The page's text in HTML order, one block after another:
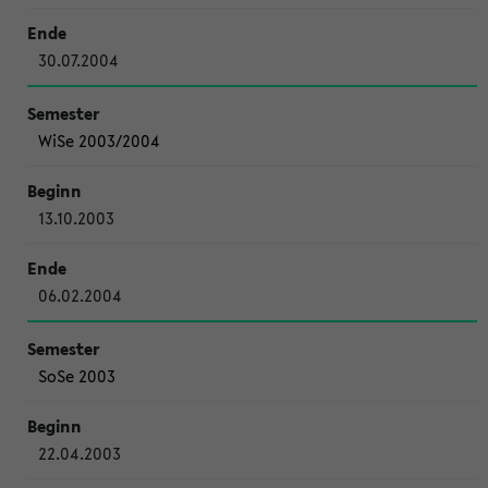
30.07.2004
WiSe 2003/2004
13.10.2003
06.02.2004
SoSe 2003
22.04.2003